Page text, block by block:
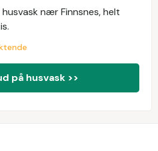
nær Finnsnes, helt
på husvask >>